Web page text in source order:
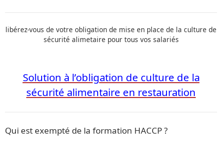
libérez-vous de votre obligation de mise en place de la culture de
sécurité alimetaire pour tous vos salariés
Solution à l’obligation de culture de la
sécurité alimentaire en restauration
Qui est exempté de la formation HACCP ?